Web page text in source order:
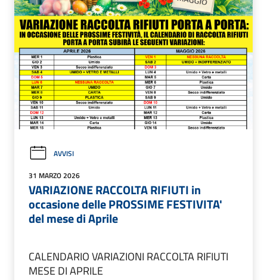
AVVISI
31 MARZO 2026
VARIAZIONE RACCOLTA RIFIUTI in
occasione delle PROSSIME FESTIVITA'
del mese di Aprile
CALENDARIO VARIAZIONI RACCOLTA RIFIUTI
MESE DI APRILE